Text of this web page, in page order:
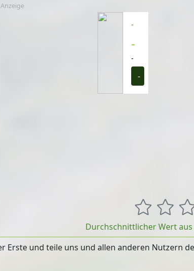
Anzeige
-
-
-
-
Durchschnittlicher Wert
Erste und teile uns und allen anderen Nutzern